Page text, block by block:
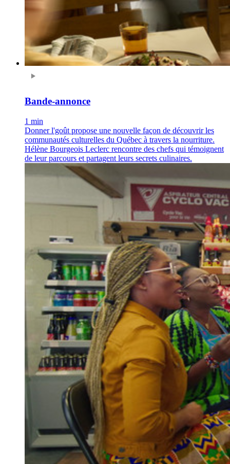
Bande-annonce
1 min
Donner l'goût propose une nouvelle façon de découvrir les
communautés culturelles du Québec à travers la nourriture.
Hélène Bourgeois Leclerc rencontre des chefs qui témoignent
de leur parcours et partagent leurs secrets culinaires.